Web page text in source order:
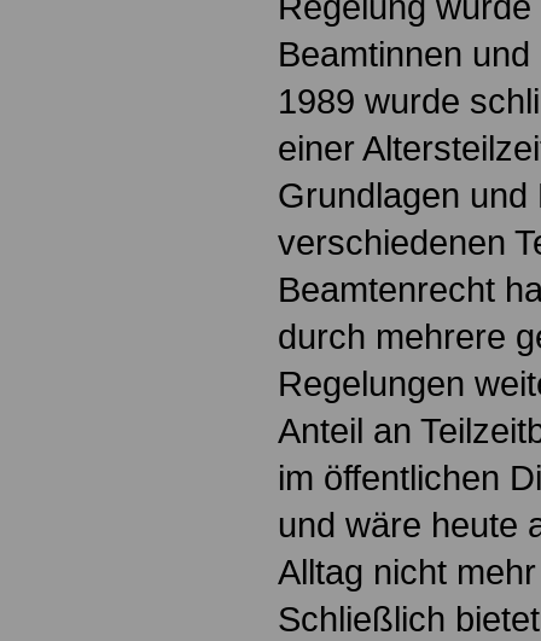
Beamtinnen
1989 wurde
einer
Grundlagen und
verschiedenen
Beamtenrecht
durch mehrere
Regelungen
Anteil an
im öffentlichen
und wäre heute
Alltag nicht
Schließlich